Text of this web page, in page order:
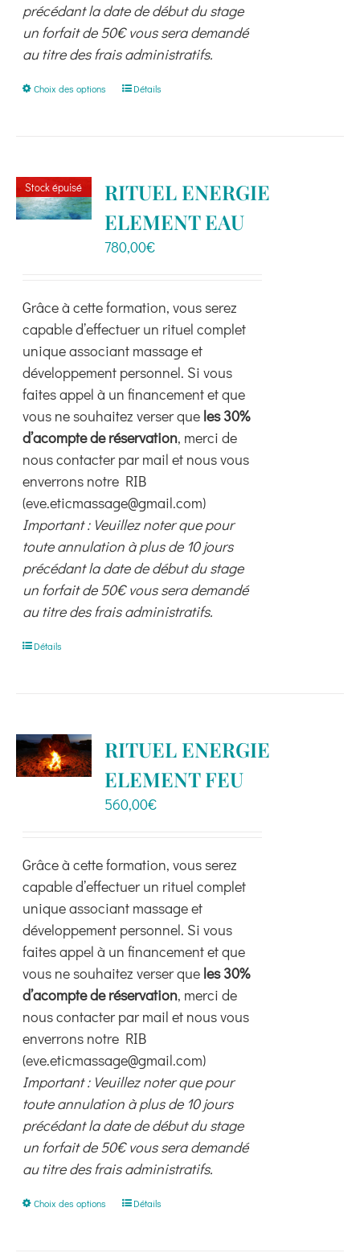
précédant la date de début du stage
un forfait de 50€ vous sera demandé
au titre des frais administratifs.
Choix des options
Ce
Les
options
peuvent
sur
la
page
du
produit
Détails
Stock épuisé
RITUEL ENERGIE
ELEMENT EAU
780,00€
Grâce à cette formation, vous serez
capable d’effectuer un rituel complet
unique associant massage et
développement personnel. Si vous
faites appel à un financement et que
vous ne souhaitez verser que les 30%
d’acompte de réservation, merci de
nous contacter par mail et nous vous
enverrons notre RIB
(eve.eticmassage@gmail.com)
Important : Veuillez noter que pour
toute annulation à plus de 10 jours
précédant la date de début du stage
un forfait de 50€ vous sera demandé
au titre des frais administratifs.
Détails
RITUEL ENERGIE
ELEMENT FEU
560,00€
Grâce à cette formation, vous serez
capable d’effectuer un rituel complet
unique associant massage et
développement personnel. Si vous
faites appel à un financement et que
vous ne souhaitez verser que les 30%
d’acompte de réservation, merci de
nous contacter par mail et nous vous
enverrons notre RIB
(eve.eticmassage@gmail.com)
Important : Veuillez noter que pour
toute annulation à plus de 10 jours
précédant la date de début du stage
un forfait de 50€ vous sera demandé
au titre des frais administratifs.
Choix des options
CeDétails